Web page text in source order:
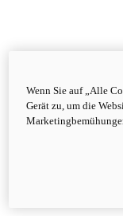
Wenn Sie auf „Alle
Gerät zu, um die